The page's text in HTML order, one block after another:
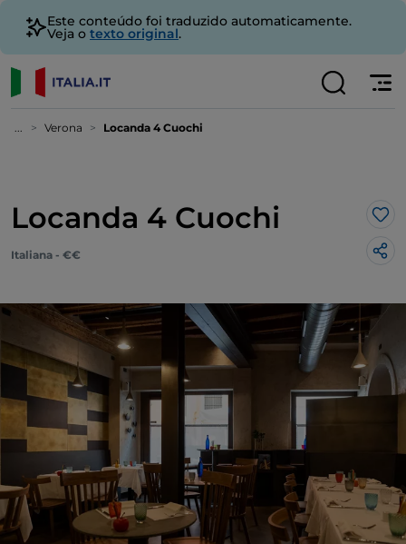
Este conteúdo foi traduzido automaticamente.
Veja o texto original.
... Verona Locanda 4 Cuochi
Locanda 4 Cuochi
Italiana - €€